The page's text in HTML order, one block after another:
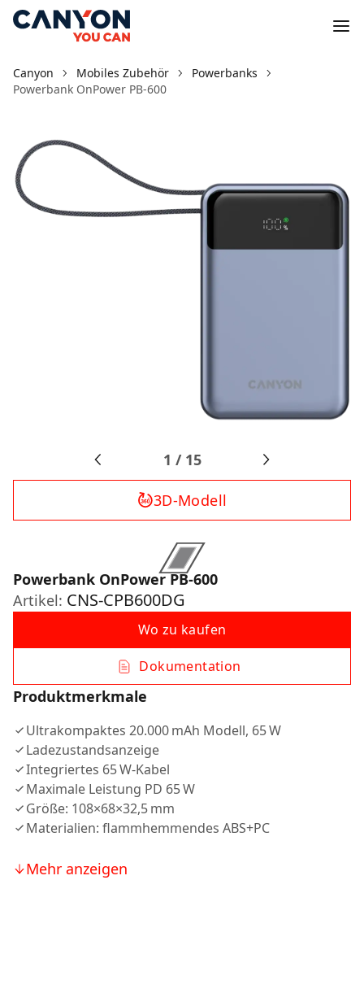
Canyon Mobiles Zubehör
Powerbanks
Powerbank OnPower PB-600
1 / 15
3D-Modell
Powerbank OnPower PB-600
Artikel: CNS-CPB600DG
Wo zu kaufen
Dokumentation
Produktmerkmale
Ultrakompaktes 20.000 mAh Modell, 65 W
Ladezustandsanzeige
Integriertes 65 W-Kabel
Maximale Leistung PD 65 W
Größe: 108×68×32,5 mm
Materialien: flammhemmendes ABS+PC
Mehr anzeigen